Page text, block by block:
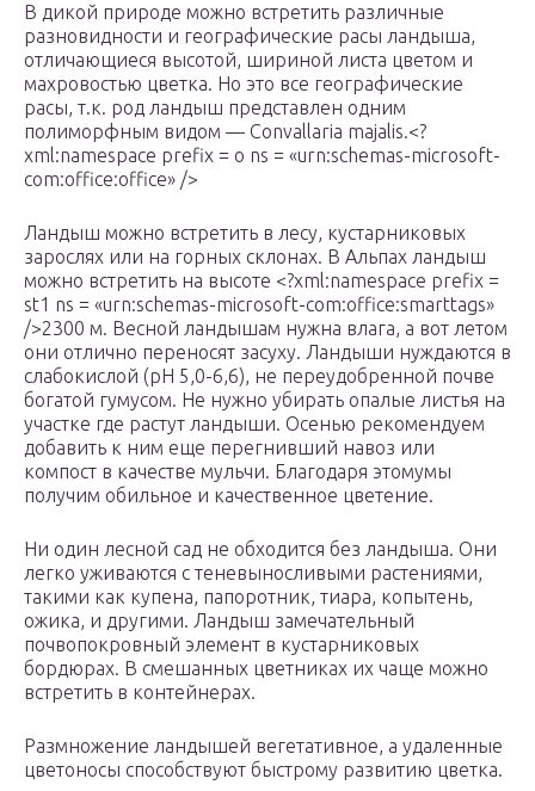
В дикой природе можно встретить различные
разновидности и географические расы ландыша,
отличающиеся высотой, шириной листа цветом и
махровостью цветка. Но это все географические
расы, т.к. род ландыш представлен одним
полиморфным видом — Convallaria majalis.<?
xml:namespace prefix = o ns = «urn:schemas-microsoft-
com:office:office» />
Ландыш можно встретить в лесу, кустарниковых
зарослях или на горных склонах. В Альпах ландыш
можно встретить на высоте <?xml:namespace prefix =
st1 ns = «urn:schemas-microsoft-com:office:smarttags»
/>2300 м. Весной ландышам нужна влага, а вот летом
они отлично переносят засуху. Ландыши нуждаются в
слабокислой (рН 5,0-6,6), не переудобренной почве
богатой гумусом. Не нужно убирать опалые листья на
участке где растут ландыши. Осенью рекомендуем
добавить к ним еще перегнивший навоз или
компост в качестве мульчи. Благодаря этомумы
получим обильное и качественное цветение.
Ни один лесной сад не обходится без ландыша. Они
легко уживаются с теневыносливыми растениями,
такими как купена, папоротник, тиара, копытень,
ожика, и другими. Ландыш замечательный
почвопокровный элемент в кустарниковых
бордюрах. В смешанных цветниках их чаще можно
встретить в контейнерах.
Размножение ландышей вегетативное, а удаленные
цветоносы способствуют быстрому развитию цветка.